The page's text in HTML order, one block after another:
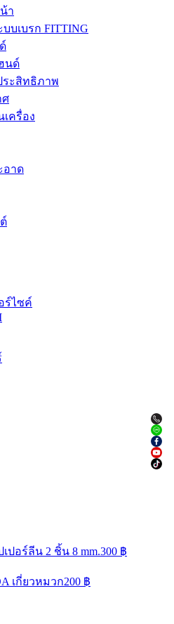
า
บเบรก FITTING
นด์
ระสิทธิภาพ
ศ
ครื่อง
อาด
ร์ไซค์
ปอร์ลีน 2 ชิ้น 8 mm.300 ฿
เกี่ยวหมวก200 ฿